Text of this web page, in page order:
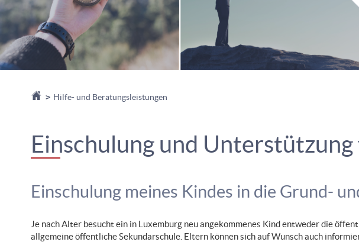
Startseite
> Hilfe- und Beratungsleistungen
Einschulung und
Einschulung meines Kindes in die Grund-
Je nach Alter besucht ein in Luxemburg neu angekommenes Kind entweder die
allgemeine öffentliche Sekundarschule. Eltern können sich auf Wunsch auch